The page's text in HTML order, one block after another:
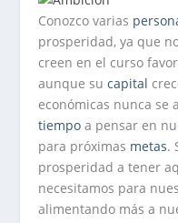
Conozco varias
prosperidad, ya que
creen en el curso
aunque sucapital
económicas nunca se
tiempo a pensar en
para próximas metas.
prosperidad a tener
necesitamos para
alimentando más a